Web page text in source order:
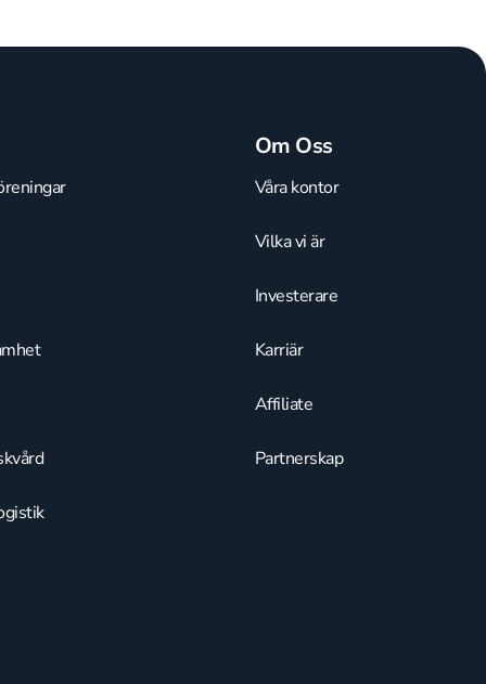
Om Oss
Våra kontor
Vilka vi är
Investerare
Karriär
Affiliate
Partnerskap